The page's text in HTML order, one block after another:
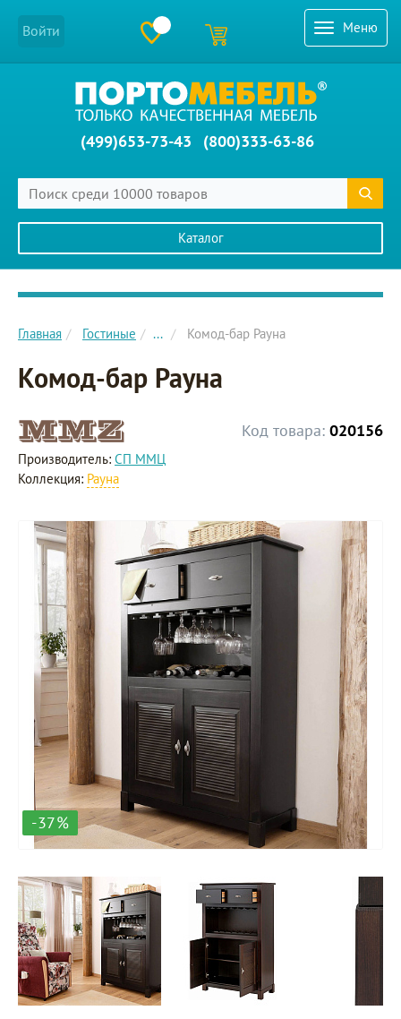
Меню
Войти
(499)653-73-43 (800)333-63-86
Каталог
Главное меню сайта
Главная Гостиные ... Комод-бар Рауна
Комод-бар Рауна
Код товара: 020156
Производитель: СП ММЦ
Коллекция: Рауна
-37%